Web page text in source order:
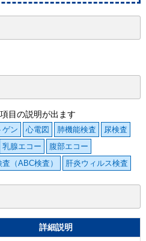
目の説明が出ます
ゲン 心電図 肺機能検査
尿検査
乳腺エコー
腹部エコー
（ABC検査） 肝炎ウィルス検査
詳細説明